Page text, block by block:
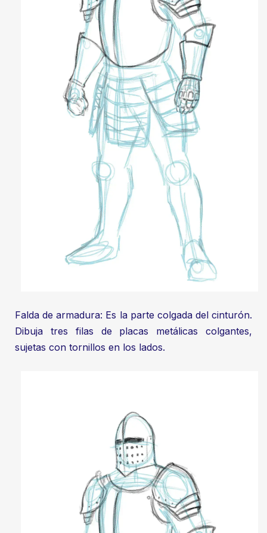
Falda de armadura: Es la parte colgada del cinturón.
Dibuja tres filas de placas metálicas colgantes,
sujetas con tornillos en los lados.